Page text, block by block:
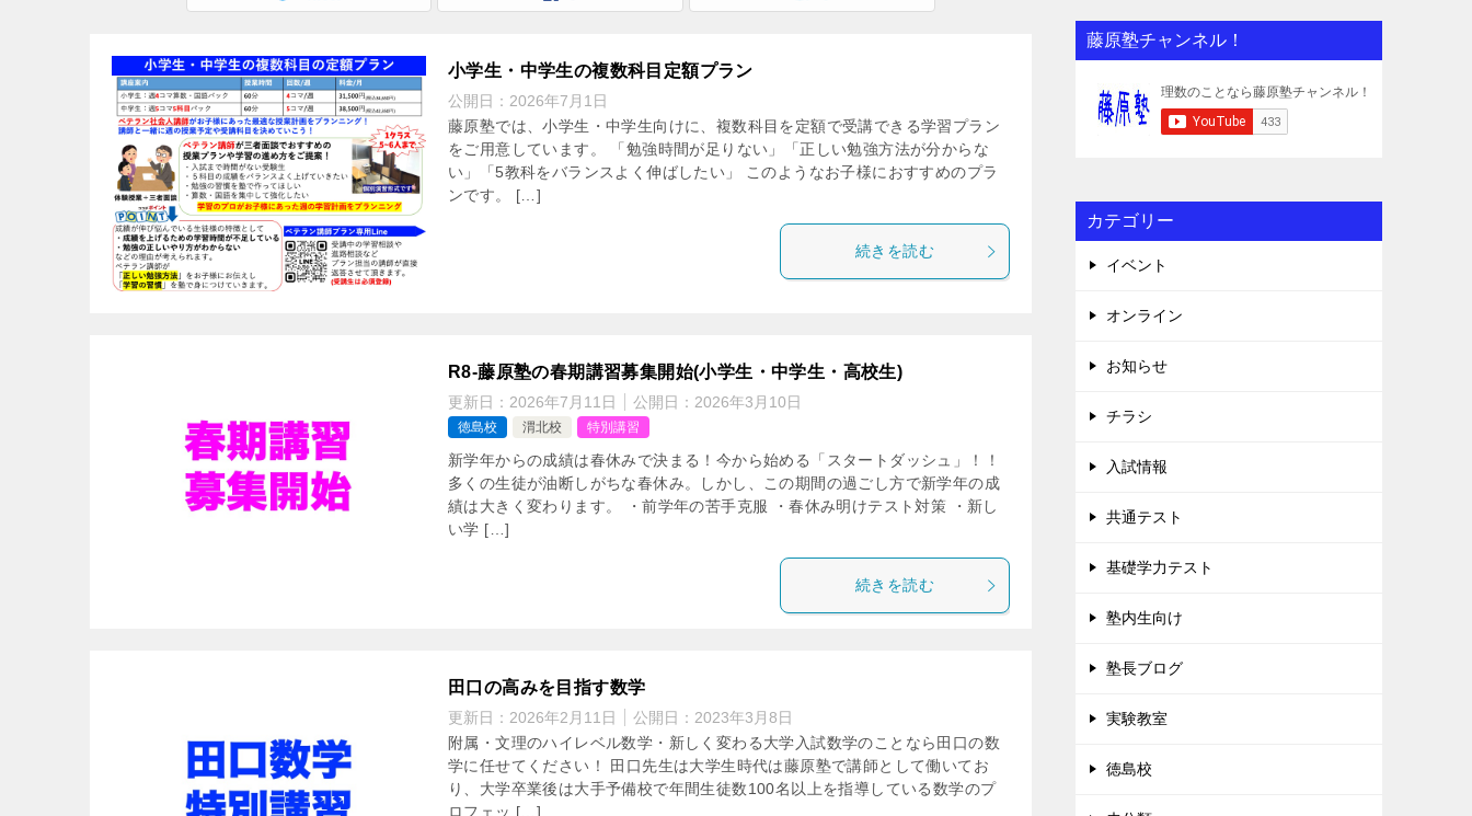
小学生・中学生の複数科目定額プラン
公開日： 2026年7月1日
藤原塾では、小学生・中学生向けに、複数科目を定額で受講できる学習プラン
をご用意しています。 「勉強時間が足りない」「正しい勉強方法が分からな
い」「5教科をバランスよく伸ばしたい」 このようなお子様におすすめのプラ
ンです。 […]
続きを読む
R8-藤原塾の春期講習募集開始(小学生・中学生・高校生)
更新日： 2026年7月11日 公開日： 2026年3月10日
徳島校 渭北校 特別講習
新学年からの成績は春休みで決まる！今から始める「スタートダッシュ」！！
多くの生徒が油断しがちな春休み。しかし、この期間の過ごし方で新学年の成
績は大きく変わります。 ・前学年の苦手克服 ・春休み明けテスト対策 ・新し
い学 […]
続きを読む
田口の高みを目指す数学
更新日： 2026年2月11日 公開日： 2023年3月8日
附属・文理のハイレベル数学・新しく変わる大学入試数学のことなら田口の数
学に任せてください！ 田口先生は大学生時代は藤原塾で講師として働いてお
り、大学卒業後は大手予備校で年間生徒数100名以上を指導している数学のプ
ロフェッ […]
藤原塾チャンネル！
カテゴリー
イベント
オンライン
お知らせ
チラシ
入試情報
共通テスト
基礎学力テスト
塾内生向け
塾長ブログ
実験教室
徳島校